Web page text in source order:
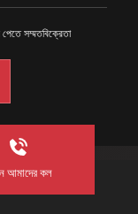
পেতে সম্মতবিক্রেতা
আমাদের কল